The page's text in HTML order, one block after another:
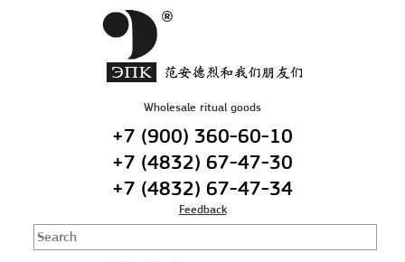
Wholesale ritual goods
+7 (900) 360-60-10
+7 (4832) 67-47-30
+7 (4832) 67-47-34
Feedback